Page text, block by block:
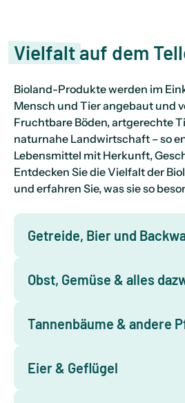
Vielfalt auf dem
Bioland-Produkte werden im
Mensch und Tier angebaut und
Fruchtbare Böden, artgerechte
naturnahe Landwirtschaft – so
Lebensmittel mit Herkunft,
Entdecken Sie die Vielfalt der
und erfahren Sie, was sie so
Getreide, Bier und
Obst, Gemüse & alles
Tannenbäume & andere
Eier & Geflügel